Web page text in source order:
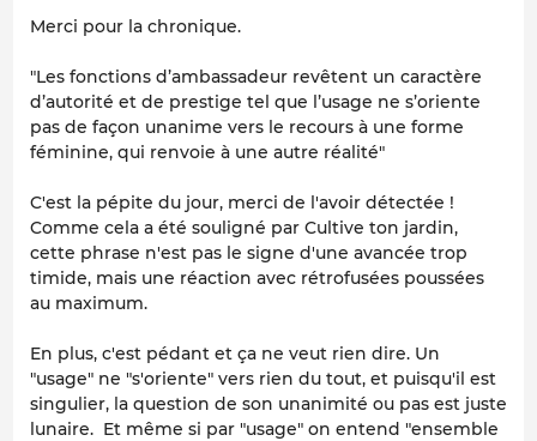
Merci pour la chronique.
"Les fonctions d’ambassadeur revêtent un caractère
d’autorité et de prestige tel que l’usage ne s’oriente
pas de façon unanime vers le recours à une forme
féminine, qui renvoie à une autre réalité"
C'est la pépite du jour, merci de l'avoir détectée !
Comme cela a été souligné par Cultive ton jardin,
cette phrase n'est pas le signe d'une avancée trop
timide, mais une réaction avec rétrofusées poussées
au maximum.
En plus, c'est pédant et ça ne veut rien dire. Un
"usage" ne "s'oriente" vers rien du tout, et puisqu'il est
singulier, la question de son unanimité ou pas est juste
lunaire. Et même si par "usage" on entend "ensemble